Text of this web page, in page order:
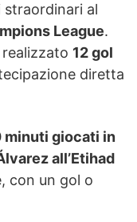
al
League.
realizzato 12 gol
diretta
minuti giocati in
all’Etihad
con un gol o